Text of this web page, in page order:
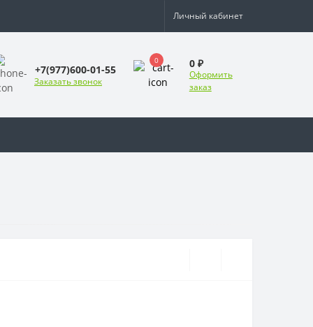
Личный кабинет
+7(977)600-01-55
Заказать звонок
0 0 ₽
Оформить
заказ